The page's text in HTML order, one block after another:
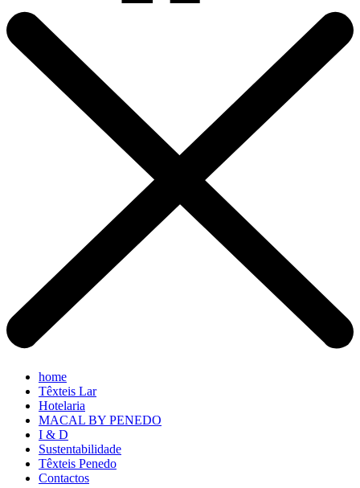
home
Têxteis Lar
Hotelaria
MACAL BY PENEDO
I & D
Sustentabilidade
Têxteis Penedo
Contactos